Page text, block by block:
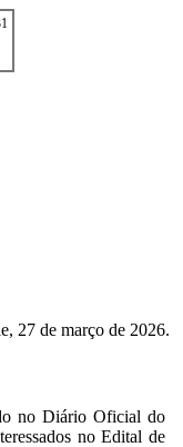
27 de março de 2026.
no Diário Oficial do
no Edital de